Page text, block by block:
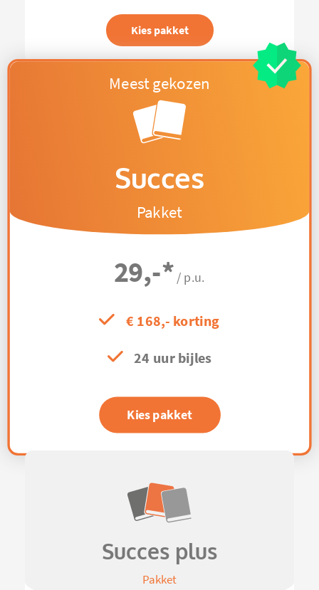
Kies pakket
Succes
Pakket
29,-* / p.u.
€ 168,- korting
24 uur bijles
Kies pakket
Succes plus
Pakket